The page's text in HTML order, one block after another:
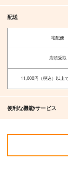
配送
宅配便
店頭受取
11,000円（税込）以上
便利な機能/サービス